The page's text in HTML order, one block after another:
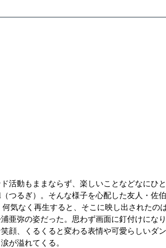
活動もままならず、楽しいことなどなにひ
つるぎ）。そんな様子を心配した友人・佐
気なく再生すると、そこに映し出されたの
亜弥の姿だった。思わず画面に釘付けになり
顔、くるくると変わる表情や可愛らしいダン
が溢れてくる。